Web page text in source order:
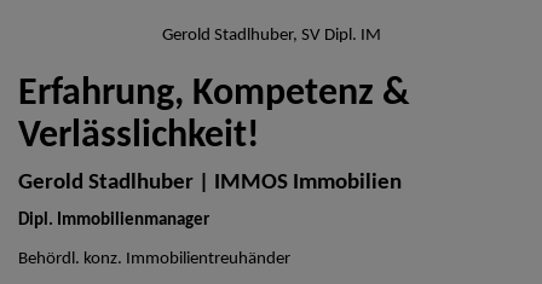
Gerold Stadlhuber, SV Dipl. IM
Erfahrung, Kompetenz &
Verlässlichkeit!
Gerold Stadlhuber | IMMOS Immobilien
Dipl. Immobilienmanager
Behördl. konz. Immobilientreuhänder